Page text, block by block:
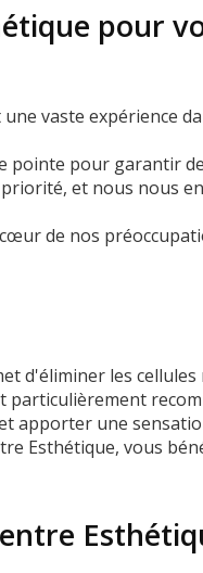
pour
vaste expérience
pointe pour garantir
et nous nous
de nos
d'éliminer les cellules
particulièrement
apporter une
Esthétique, vous